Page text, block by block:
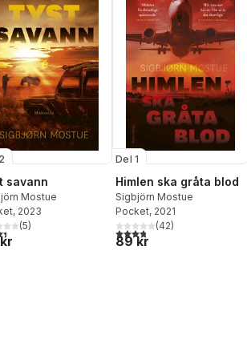
savann
Mostue
, 2023
5 stjärnor. Totalt antal röster:
(5)
Del 1
Himlen ska gråta blod
Sigbjörn Mostue
Pocket, 2021
3,8utav 5 stjärnor. Totalt
(42)
89 kr